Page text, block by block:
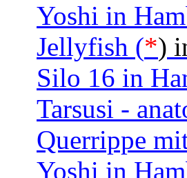
Yoshi in
Jellyfish (*)
Silo 16 in
Tarsusi -
Querrippe
Yoshi in